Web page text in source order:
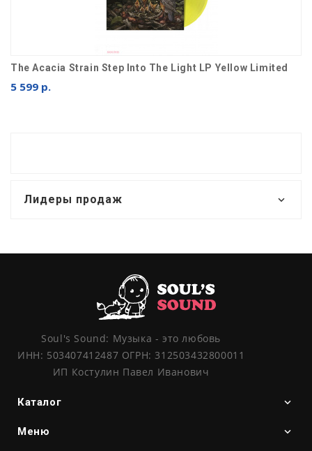
The Acacia Strain Step Into The Light LP Yellow Limited
5 599 р.
Лидеры продаж
Soul's Sound: Музыка - это любовь
ИНН: 503407412487 ОГРН: 312503432800011
ИП Костулин Павел Иванович
Каталог
Меню